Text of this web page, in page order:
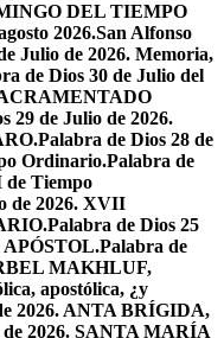
DEL TIEMPO
2026.San Alfonso
Julio de 2026. Memoria,
de Dios 30 de Julio del
29 de Julio de 2026.
Palabra de Dios 28 de
Ordinario.Palabra de
de Tiempo
de 2026. XVII
Palabra de Dios 25
APÓSTOL.Palabra de
MAKHLUF,
apostólica, ¿y
2026. ANTA BRÍGIDA,
de 2026. SANTA MARÍA